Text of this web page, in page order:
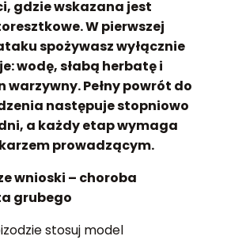
gdzie wskazana jest
W pierwszej
spożywasz wyłącznie
wodę, słabą herbatę i
warzywny. Pełny powrót do
następuje stopniowo
a każdy etap wymaga
prowadzącym.
wnioski – choroba
grubego
stosuj model